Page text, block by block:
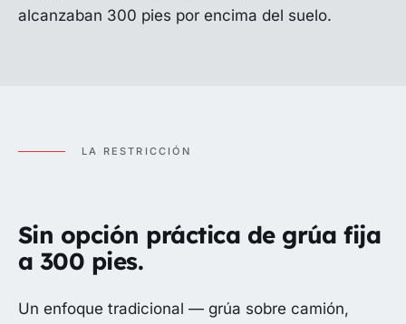
alcanzaban 300 pies por encima del suelo.
LA RESTRICCIÓN
Sin opción práctica de grúa fija
a 300 pies.
Un enfoque tradicional — grúa sobre camión,